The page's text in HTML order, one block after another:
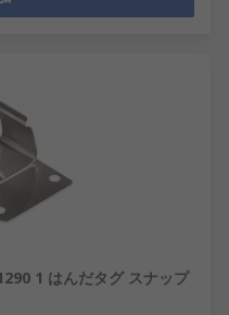
1 はんだタグ スナップ